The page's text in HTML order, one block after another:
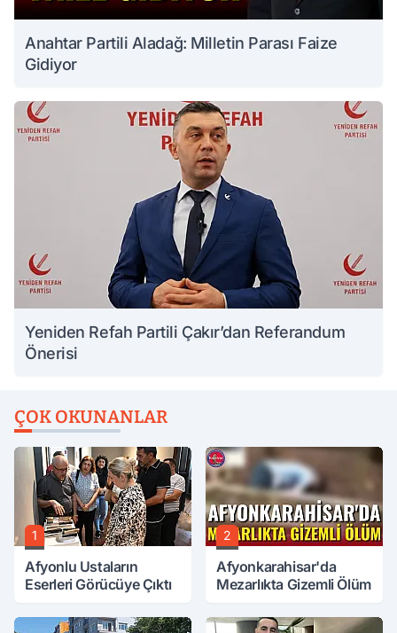
Anahtar Partili Aladağ: Milletin Parası Faize
Gidiyor
Yeniden Refah Partili Çakır’dan Referandum
Önerisi
ÇOK OKUNANLAR
1
Afyonlu Ustaların
Eserleri Görücüye Çıktı
2
Afyonkarahisar'da
Mezarlıkta Gizemli Ölüm